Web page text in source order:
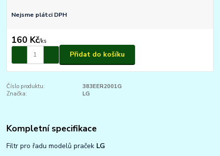
Nejsme plátci DPH
160 Kč/ks
Přidat do košíku
Číslo produktu:
383EER2001G
Značka:
LG
Kompletní specifikace
Filtr pro řadu modelů praček LG